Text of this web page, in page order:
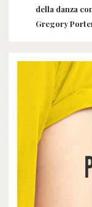
della danza
Gregory